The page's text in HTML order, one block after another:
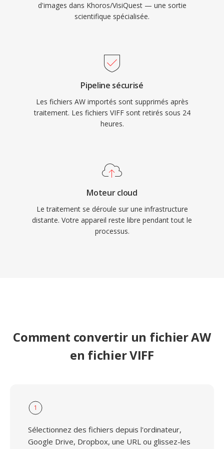
d'images dans Khoros/VisiQuest — une sortie
scientifique spécialisée.
Pipeline sécurisé
Les fichiers AW importés sont supprimés après
traitement. Les fichiers VIFF sont retirés sous 24
heures.
Moteur cloud
Le traitement se déroule sur une infrastructure
distante. Votre appareil reste libre pendant tout le
processus.
Comment convertir un fichier AW
en fichier VIFF
1
Sélectionnez des fichiers depuis l'ordinateur,
Google Drive, Dropbox, une URL ou glissez-les